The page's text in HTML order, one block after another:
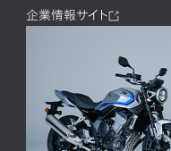
企業情報サイト